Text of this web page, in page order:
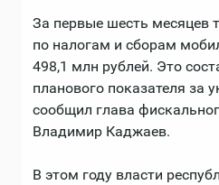
За первые шесть месяцев
по налогам и сборам
498,1 млн рублей. Это
планового показателя за
сообщил глава
Владимир Каджаев.
В этом году власти